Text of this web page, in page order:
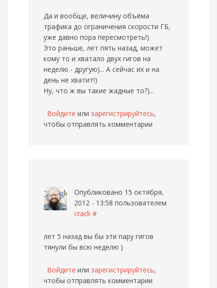
Да и вообще, величину объёма
трафика до ограничения скорости ГБ,
уже давно пора пересмотреть!)
Это раньше, лет пять назад, может
кому то и хватало двух гигов на
неделю - другую)... А сейчас их и на
день не хватит!)
Ну, что ж вы такие жадные то?)...
Войдите или зарегистрируйтесь,
чтобы отправлять комментарии
Опубликовано 15 октября,
2012 - 13:58 пользователем
crack #
лет 5 назад вы бы эти пару гигов
тянули бы всю неделю )
Войдите или зарегистрируйтесь,
чтобы отправлять комментарии